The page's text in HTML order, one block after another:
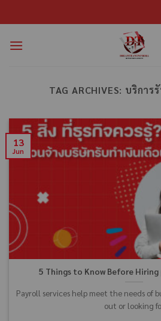
TAG ARCHIVES: บริการ
5 Things to Know Before
Payroll services help meet the needs of
out or looking
13
Jun